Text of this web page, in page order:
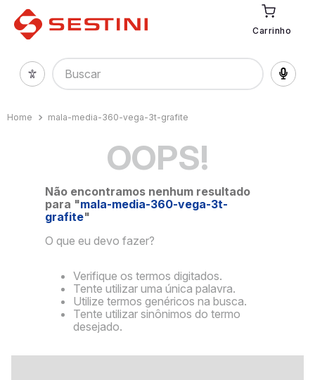
Carrinho
Buscar
mala-media-360-vega-3t-grafite
OOPS!
Não encontramos nenhum resultado
para "mala-media-360-vega-3t-
grafite"
O que eu devo fazer?
Verifique os termos digitados.
Tente utilizar uma única palavra.
Utilize termos genéricos na busca.
Tente utilizar sinônimos do termo
desejado.